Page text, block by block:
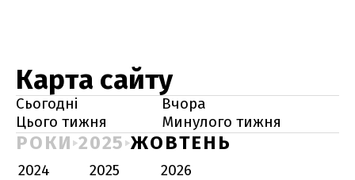
Карта сайту
Сьогодні
Вчора
Цього тижня
Минулого тижня
РОКИ 2025 ЖОВТЕНЬ
2024 2025
2026